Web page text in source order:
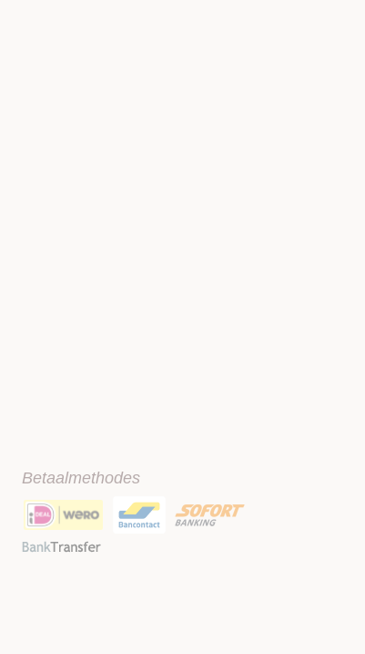
Betaalmethodes